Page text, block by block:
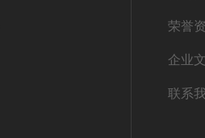
荣誉
企业
联系